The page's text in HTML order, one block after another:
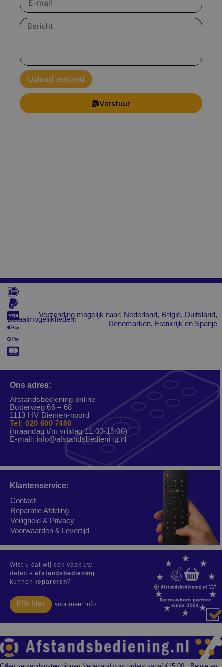
mail
Bericht
Upload bestand
Verstuur
Betaalmogelijkheden:
Verzending mogelijk naar: Nederland, Belgié, Duitsland,
Denemarken, Frankrijk en Spanje
Ons adres:
Afstandsbediening online
Botterweg 66 – 68
1113 HV Diemen-noord
Tel: 020 600 7480
(maandag t/m vrijdag 11:00-15:00)
E-mail: info@afstandsbediening.nl
Klantenservice:
Contact
Reparatie Afdeling
Veiligheid & Privacy
Voorwaarden & Levertijd
Wist u dat wij ook vaak uw
defecteafstandsbediening
kunnen repareren?
Klik hier voor meer info.